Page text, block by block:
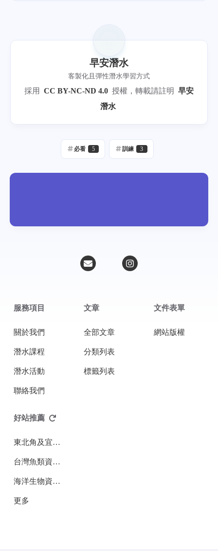
早安潛水
客製化且彈性潛水學習方式
採用 CC BY-NC-ND 4.0 授權，轉載請註明 早安
潛水
必看 5 訓練 3
服務項目
關於我們
潛水課程
潛水活動
聯絡我們
文章
全部文章
分類列表
標籤列表
文件表單
網站版權
好站推薦
東北角及宜蘭海岸國家風景區管理處
台灣魚類資料庫
海洋生物資訊服務入口網 - BioViewer
更多